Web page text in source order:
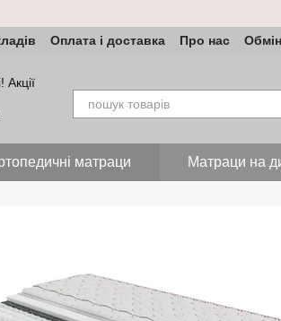
Оплата і доставка Про нас
матраци Матраци на